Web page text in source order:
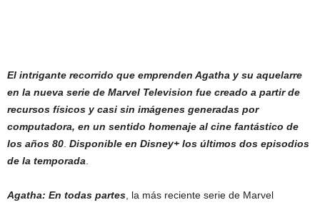
El intrigante recorrido que emprenden Agatha y su aquelarre
en la nueva serie de Marvel Television fue creado a partir de
recursos físicos y casi sin imágenes generadas por
computadora, en un sentido homenaje al cine fantástico de
los años 80 Disponible en Disney+ los últimos dos episodios
de la temporada
Agatha: En todas partes , la más reciente serie de Marvel